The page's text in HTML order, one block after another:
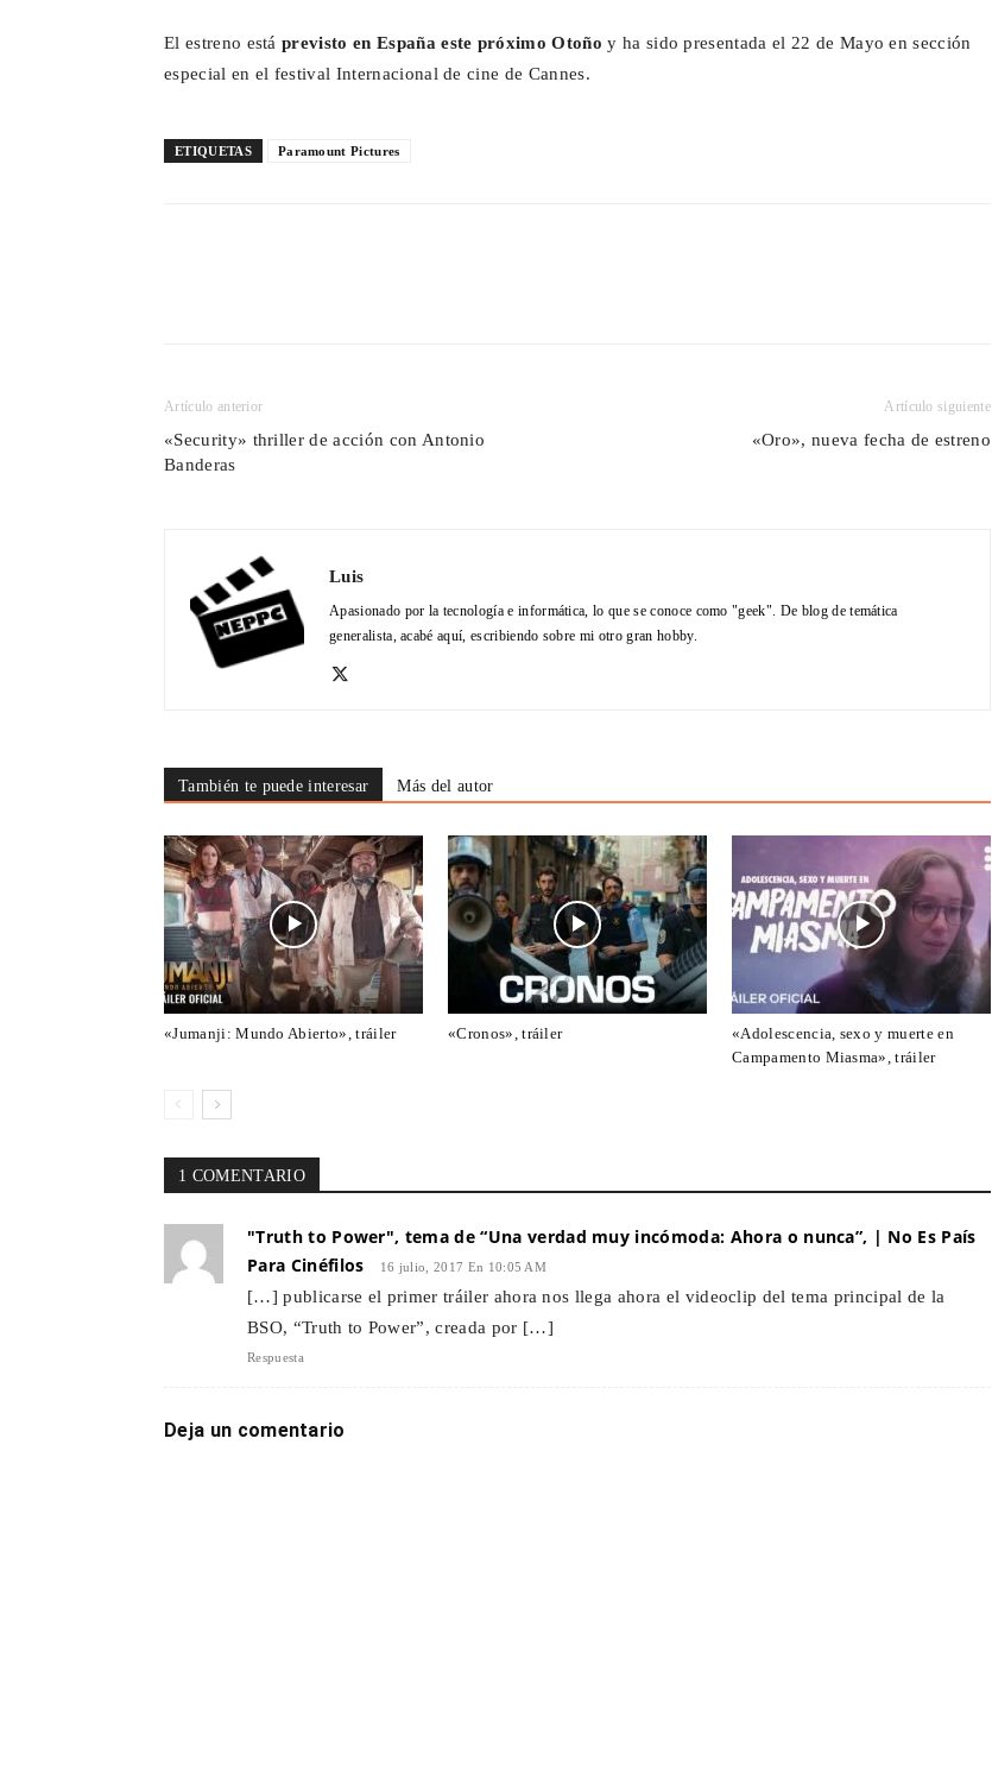
El estreno estáprevisto en España este próximo Otoño y ha sido presentada el 22 de Mayo en sección
especial en el festival Internacional de cine de Cannes.
ETIQUETAS Paramount Pictures
Artículo anterior
«Security» thriller de acción con Antonio
Banderas
Artículo siguiente
«Oro», nueva fecha de estreno
Luis
Apasionado por la tecnología e informática, lo que se conoce como "geek". De blog de temática
generalista, acabé aquí, escribiendo sobre mi otro gran hobby.
También te puede interesar Más del autor
«Jumanji: Mundo Abierto», tráiler «Cronos», tráiler
«Adolescencia, sexo y muerte en
Campamento Miasma», tráiler
1 COMENTARIO
"Truth to Power", tema de “Una verdad muy incómoda: Ahora o nunca”, | No Es País
Para Cinéfilos
16 julio, 2017 En 10:05 AM
[…] publicarse el primer tráiler ahora nos llega ahora el videoclip del tema principal de la
BSO, “Truth to Power”, creada por […]
Respuesta
Deja un comentario